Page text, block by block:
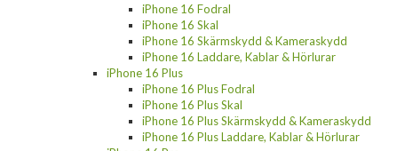
iPhone 16 Fodral
iPhone 16 Skal
iPhone 16 Skärmskydd & Kameraskydd
iPhone 16 Laddare, Kablar & Hörlurar
iPhone 16 Plus
iPhone 16 Plus Fodral
iPhone 16 Plus Skal
iPhone 16 Plus Skärmskydd & Kameraskydd
iPhone 16 Plus Laddare, Kablar & Hörlurar